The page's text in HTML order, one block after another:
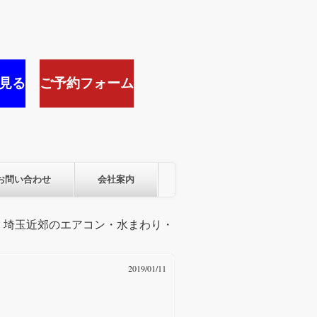
ご予約フォーム
る
問い合わせ 会社案内
玉近郊のエアコン・水まわり・
2019/01/11